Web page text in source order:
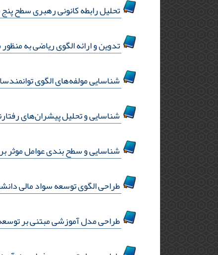
تحلیل رابطه کانونی رهبری سطح
تدوین و ارائه الگوی ریاضی به
شناسایی مولفه‌های الگوی
شناسایی و تحلیل پیشران‌های
شناسایی و سطح بندی عوامل موثر
طراحی الگوی توسعه سواد مالی
طراحی مدل آموزشی مبتنی بر